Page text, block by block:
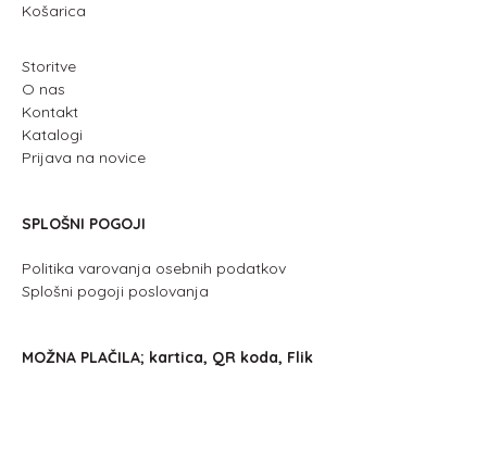
Košarica
Storitve
O nas
Kontakt
Katalogi
Prijava na novice
SPLOŠNI POGOJI
Politika varovanja osebnih podatkov
Splošni pogoji poslovanja
MOŽNA PLAČILA; kartica, QR koda, Flik